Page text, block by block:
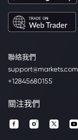
聯絡我們
support@markets.com
+12845680155
關注我們